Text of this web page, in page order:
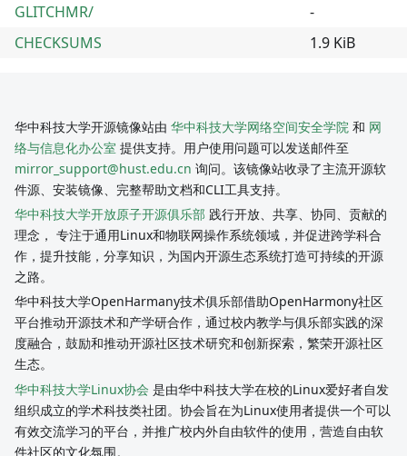
GLITCHMR/
-
CHECKSUMS
1.9 KiB
华中科技大学开源镜像站由 华中科技大学网络空间安全学院 和 网
络与信息化办公室 提供支持。用户使用问题可以发送邮件至
mirror_support@hust.edu.cn 询问。该镜像站收录了主流开源软
件源、安装镜像、完整帮助文档和CLI工具支持。
华中科技大学开放原子开源俱乐部 践行开放、共享、协同、贡献的
理念， 专注于通用Linux和物联网操作系统领域，并促进跨学科合
作，提升技能，分享知识，为国内开源生态系统打造可持续的开源
之路。
华中科技大学OpenHarmany技术俱乐部借助OpenHarmony社区
平台推动开源技术和产学研合作，通过校内教学与俱乐部实践的深
度融合，鼓励和推动开源社区技术研究和创新探索，繁荣开源社区
生态。
华中科技大学Linux协会 是由华中科技大学在校的Linux爱好者自发
组织成立的学术科技类社团。协会旨在为Linux使用者提供一个可以
有效交流学习的平台，并推广校内外自由软件的使用，营造自由软
件社区的文化氛围。